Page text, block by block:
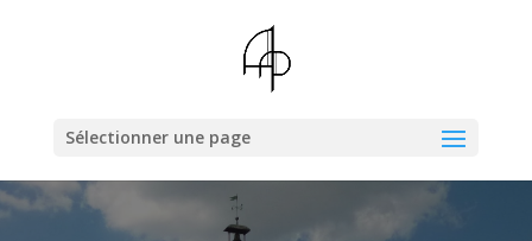
Sélectionner une page